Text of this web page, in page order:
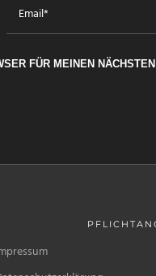
FÜR MEINEN